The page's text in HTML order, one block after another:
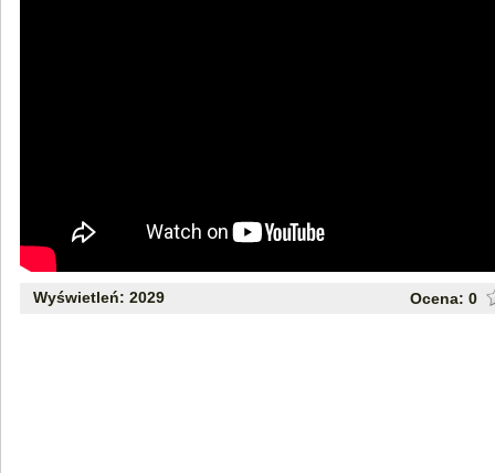
Wyświetleń: 2029 Ocena: 0